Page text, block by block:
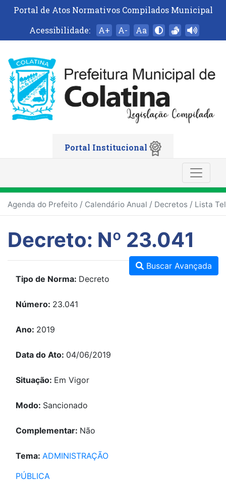
Portal de Atos Normativos Compilados Municipal
Acessibilidade:
A+ A- Aa
Portal Institucional
Agenda do Prefeito / Calendário Anual / Decretos / Lista
Decreto: Nº 23.041
Buscar Avançada
Tipo de Norma: Decreto
Número: 23.041
Ano: 2019
Data do Ato: 04/06/2019
Situação: Em Vigor
Modo: Sancionado
Complementar: Não
Tema: ADMINISTRAÇÃO
PÚBLICA